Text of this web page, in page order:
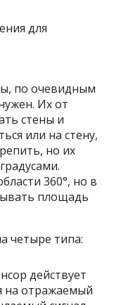
по очевидным
Их от
стены и
или на стену,
но их
360°, но в
площадь
четыре типа:
действует
на отражаемый